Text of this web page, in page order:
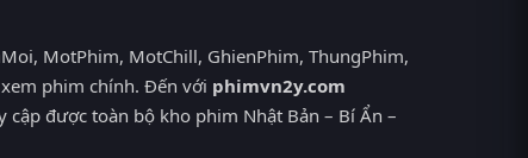
MotPhim, MotChill, GhienPhim, ThungPhim,
xem phim chính. Đến với phimvn2y.com
cập được toàn bộ kho phim Nhật Bản – Bí Ẩn –